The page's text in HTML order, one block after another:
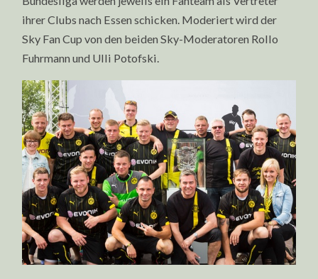
ihrer Clubs nach Essen schicken. Moderiert wird der
Sky Fan Cup von den beiden Sky-Moderatoren Rollo
Fuhrmann und Ulli Potofski.